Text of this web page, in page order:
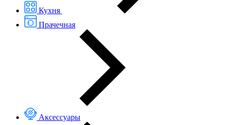
Кухня
Прачечная
Аксессуары